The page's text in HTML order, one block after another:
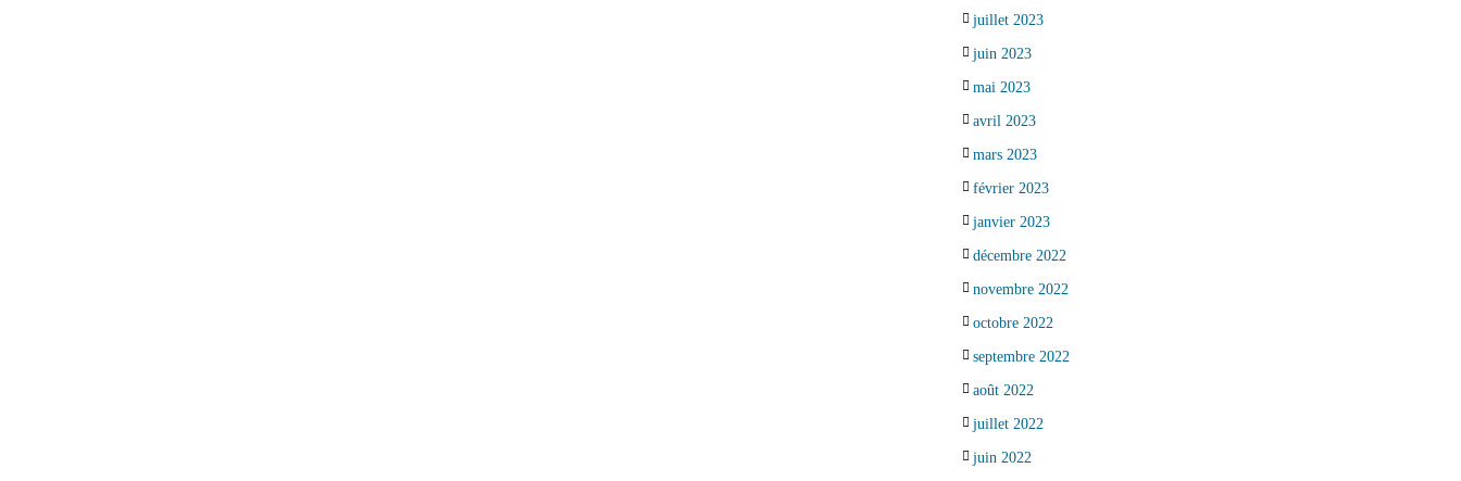
juillet 2023
juin 2023
mai 2023
avril 2023
mars 2023
février 2023
janvier 2023
décembre 2022
novembre 2022
octobre 2022
septembre 2022
août 2022
juillet 2022
juin 2022